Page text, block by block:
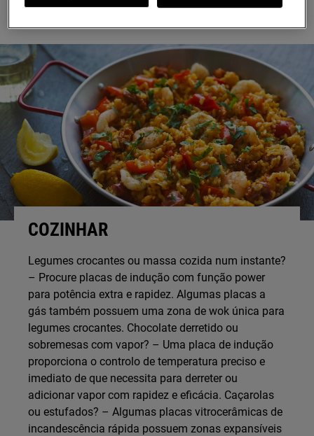
plano.
COZINHAR
Legumes crocantes ou massa cozida num instante?
– Procure placas de indução com função power
para potência extra e rapidez. Algumas placas a
gás também possuem uma zona de wok única para
legumes crocantes. Chocolate derretido ou
sobremesas com vapor? – Uma placa de indução
proporciona o controlo de temperatura preciso e
imediato de que necessita para derreter ou
adicionar vapor com rapidez e eficácia. Caçarolas
ou estufados? – Algumas placas vitrocerâmicas de
incandescência rápida possuem zonas expansíveis